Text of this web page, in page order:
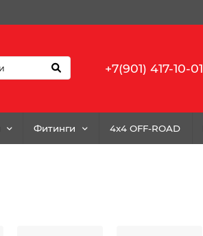
+7(901) 417-10-01
Фитинги 4x4 OFF-ROAD